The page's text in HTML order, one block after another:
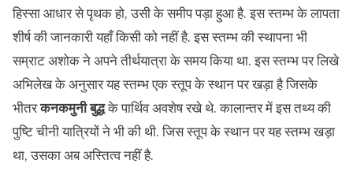
हिस्सा आधार से पृथक हो, उसी के समीप पड़ा हुआ है. इस स्तम्भ के लापता
शीर्ष की जानकारी यहाँ किसी को नहीं है. इस स्तम्भ की स्थापना भी
सम्राट अशोक ने अपने तीर्थयात्रा के समय किया था. इस स्तम्भ पर लिखे
अभिलेख के अनुसार यह स्तम्भ एक स्तूप के स्थान पर खड़ा है जिसके
भीतरकनकमुनी बुद्धके पार्थिव अवशेष रखे थे. कालान्तर में इस तथ्य की
पुष्टि चीनी यात्रियों ने भी की थी. जिस स्तूप के स्थान पर यह स्तम्भ खड़ा
था, उसका अब अस्तित्व नहीं है.